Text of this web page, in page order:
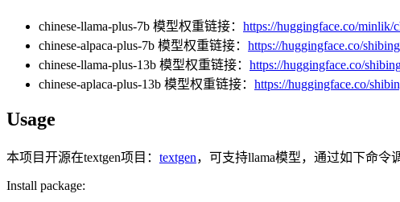
chinese-llama-plus-7b 模型权重链接： https://huggingface.co/minlik/
chinese-alpaca-plus-7b 模型权重链接： https://huggingface.co/
chinese-llama-plus-13b 模型权重链接： https://huggingface.co/
chinese-aplaca-plus-13b 模型权重链接： https://huggingface.co/
Usage
本项目开源在textgen项目： textgen，可支持llama模型，通过如下命令
Install package: